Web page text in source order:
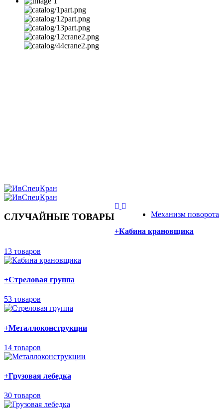
СЛУЧАЙНЫЕ ТОВАРЫ
Механизм поворота
+Кабина крановщика
13 товаров
+Стреловая группа
53 товаров
+Металлоконструкции
14 товаров
+Грузовая лебедка
30 товаров